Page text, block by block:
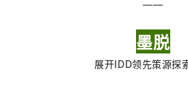
——
墨脱
展开IDD领先策源探